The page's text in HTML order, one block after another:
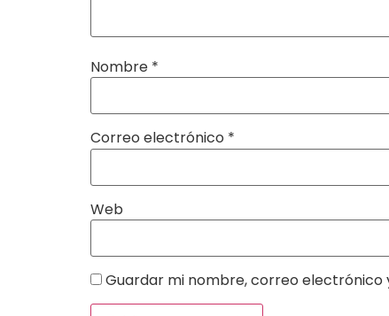
Nombre *
Correo electrónico *
Web
Guardar mi nombre, correo electrónico